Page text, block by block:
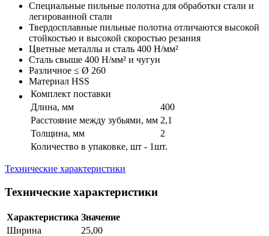
Специальные пильные полотна для обработки стали и
легированной стали
Твердосплавные пильные полотна отличаются высокой
стойкостью и высокой скоростью резания
Цветные металлы и сталь 400 Н/мм²
Сталь свыше 400 Н/мм² и чугун
Различное ≤ Ø 260
Материал HSS
Длина, мм
400
Расстояние между зубьями, мм 2,1
Толщина, мм
2
Комплект поставки
Количество в упаковке, шт - 1шт.
Технические характеристики
Технические характеристики
Характеристика Значение
Ширина
25,00